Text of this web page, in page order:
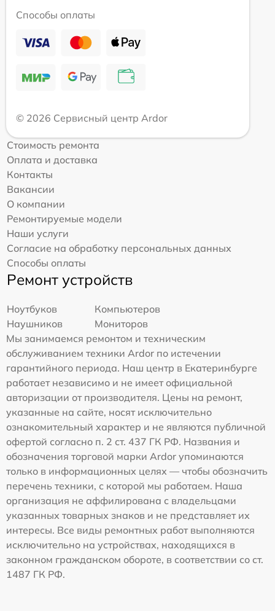
Способы оплаты
© 2026 Сервисный центр Ardor
Стоимость ремонта
Оплата и доставка
Контакты
Вакансии
О компании
Ремонтируемые модели
Наши услуги
Согласие на обработку персональных данных
Способы оплаты
Ремонт устройств
Ноутбуков
Компьютеров
Наушников
Мониторов
Мы занимаемся ремонтом и техническим
обслуживанием техники Ardor по истечении
гарантийного периода. Наш центр в Екатеринбурге
работает независимо и не имеет официальной
авторизации от производителя. Цены на ремонт,
указанные на сайте, носят исключительно
ознакомительный характер и не являются публичной
офертой согласно п. 2 ст. 437 ГК РФ. Названия и
обозначения торговой марки Ardor упоминаются
только в информационных целях — чтобы обозначить
перечень техники, с которой мы работаем. Наша
организация не аффилирована с владельцами
указанных товарных знаков и не представляет их
интересы. Все виды ремонтных работ выполняются
исключительно на устройствах, находящихся в
законном гражданском обороте, в соответствии со ст.
1487 ГК РФ.